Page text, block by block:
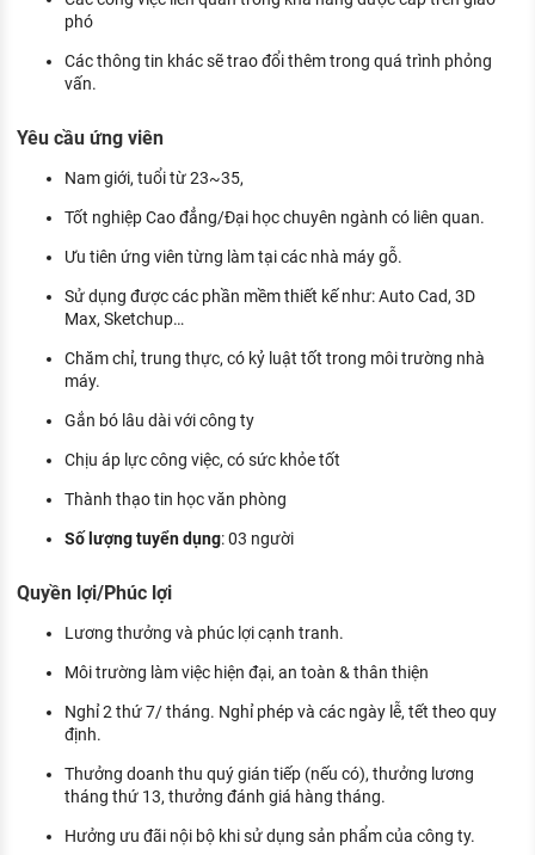
phó
Các thông tin khác sẽ trao đổi thêm trong quá trình phỏng
vấn.
Yêu cầu ứng viên
Nam giới, tuổi từ 23~35,
Tốt nghiệp Cao đẳng/Đại học chuyên ngành có liên quan.
Ưu tiên ứng viên từng làm tại các nhà máy gỗ.
Sử dụng được các phần mềm thiết kế như: Auto Cad, 3D
Max, Sketchup…
Chăm chỉ, trung thực, có kỷ luật tốt trong môi trường nhà
máy.
Gắn bó lâu dài với công ty
Chịu áp lực công việc, có sức khỏe tốt
Thành thạo tin học văn phòng
Số lượng tuyển dụng: 03 người
Quyền lợi/Phúc lợi
Lương thưởng và phúc lợi cạnh tranh.
Môi trường làm việc hiện đại, an toàn & thân thiện
Nghỉ 2 thứ 7/ tháng. Nghỉ phép và các ngày lễ, tết theo quy
định.
Thưởng doanh thu quý gián tiếp (nếu có), thưởng lương
tháng thứ 13, thưởng đánh giá hàng tháng.
Hưởng ưu đãi nội bộ khi sử dụng sản phẩm của công ty.